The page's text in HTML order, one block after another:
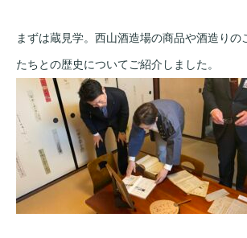
まずは蔵見学。西山酒造場の商品や酒造りの
たちとの歴史についてご紹介しました。